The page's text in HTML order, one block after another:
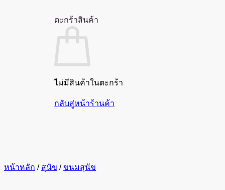
ตะกร้าสินค้า
ไม่มีสินค้าในตะกร้า
กลับสู่หน้าร้านค้า
หน้าหลัก / สุนัข / ขนมสุนัข